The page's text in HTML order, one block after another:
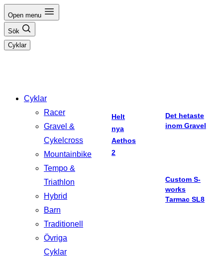
till
innehåll
Open menu
Sök
Cyklar
Cyklar
Racer
Gravel &
Cykelcross
Mountainbike
Tempo &
Triathlon
Hybrid
Barn
Traditionell
Övriga
Cyklar
Helt
nya
Aethos
2
Det hetaste
inom Gravel
Custom S-
works
Tarmac SL8